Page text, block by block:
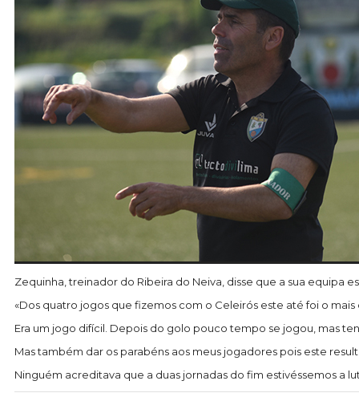
Zequinha, treinador do Ribeira do Neiva, disse que a sua equipa
«Dos quatro jogos que fizemos com o Celeirós este até foi o
Era um jogo difícil. Depois do golo pouco tempo se jogou, mas
Mas também dar os parabéns aos meus jogadores pois este
Ninguém acreditava que a duas jornadas do fim estivéssemos a